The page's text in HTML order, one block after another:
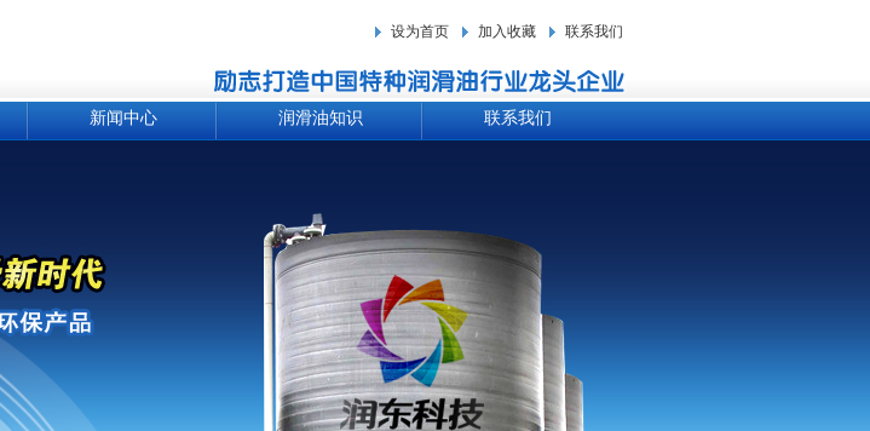
设为首页 加入收藏 联系我们
新闻中心 润滑油知识 联系我们